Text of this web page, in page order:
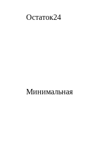
Остаток24
Минимальная